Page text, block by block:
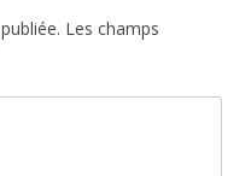
Les champs